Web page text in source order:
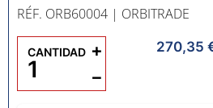
RÉF. ORB60004 | ORBITRADE
270,35
CANTIDAD
−
+